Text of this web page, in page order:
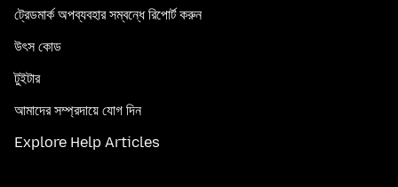
ট্রেডমার্ক অপব্যবহার সম্বন্ধে রিপোর্ট করুন
উৎস কোড
টুইটার
আমাদের সম্প্রদায়ে যোগ দিন
Explore Help Articles